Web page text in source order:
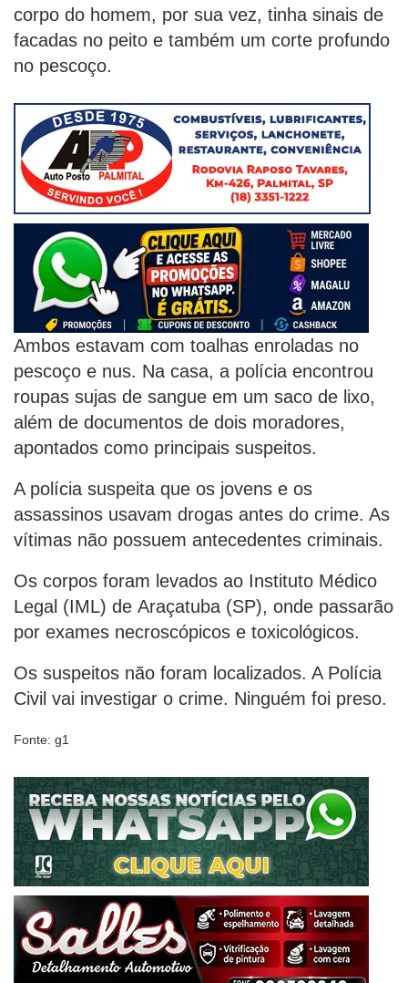
corpo do homem, por sua vez, tinha sinais de
facadas no peito e também um corte profundo
no pescoço.
Ambos estavam com toalhas enroladas no
pescoço e nus. Na casa, a polícia encontrou
roupas sujas de sangue em um saco de lixo,
além de documentos de dois moradores,
apontados como principais suspeitos.
A polícia suspeita que os jovens e os
assassinos usavam drogas antes do crime. As
vítimas não possuem antecedentes criminais.
Os corpos foram levados ao Instituto Médico
Legal (IML) de Araçatuba (SP), onde passarão
por exames necroscópicos e toxicológicos.
Os suspeitos não foram localizados. A Polícia
Civil vai investigar o crime. Ninguém foi preso.
Fonte: g1